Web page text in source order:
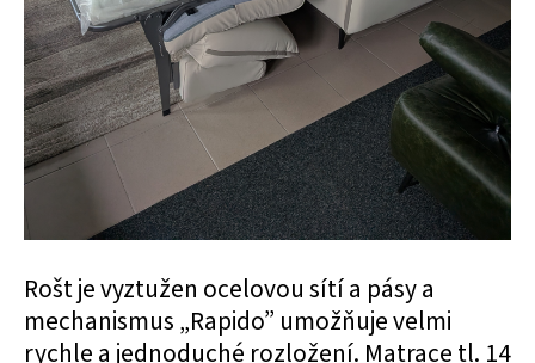
Rošt je vyztužen ocelovou sítí a pásy a
mechanismus „Rapido” umožňuje velmi
rychle a jednoduché rozložení. Matrace tl. 14